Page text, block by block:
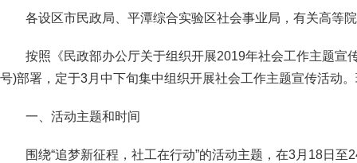
各设区市民政局、平潭综合实验区社会事业局，有关高等
按照《民政部办公厅关于组织开展2019年社会工作主题宣
号)部署，定于3月中下旬集中组织开展社会工作主题宣传活动
一、活动主题和时间
围绕“追梦新征程，社工在行动”的活动主题，在3月18日